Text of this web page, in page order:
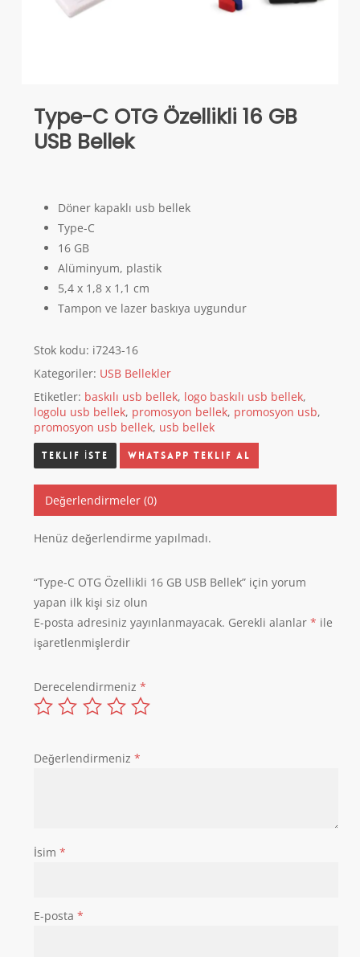
Type-C OTG Özellikli 16 GB
USB Bellek
Döner kapaklı usb bellek
Type-C
16 GB
Alüminyum, plastik
5,4 x 1,8 x 1,1 cm
Tampon ve lazer baskıya uygundur
Stok kodu: i7243-16
Kategoriler: USB Bellekler
Etiketler: baskılı usb bellek, logo baskılı usb bellek,
logolu usb bellek, promosyon bellek, promosyon usb,
promosyon usb bellek, usb bellek
Whatsapp Teklif Al
Değerlendirmeler (0)
Henüz değerlendirme yapılmadı.
“Type-C OTG Özellikli 16 GB USB Bellek” için yorum
yapan ilk kişi siz olun
E-posta adresiniz yayınlanmayacak. Gerekli alanlar * ile
işaretlenmişlerdir
Derecelendirmeniz *
Değerlendirmeniz *
İsim *
E-posta *